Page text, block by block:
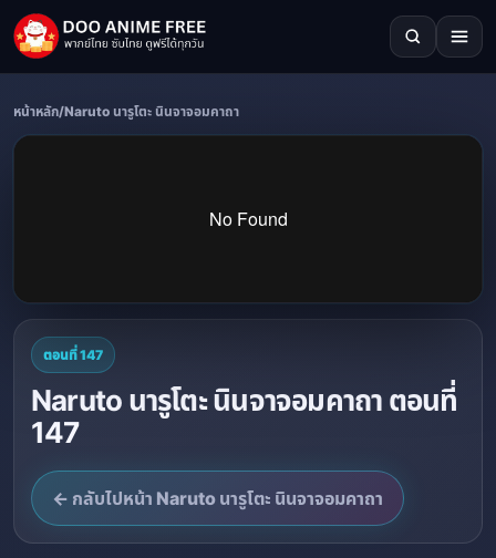
หน้าหลัก/Naruto นารูโตะ นินจาจอมคาถา
ตอนที่ 147
Naruto นารูโตะ นินจาจอมคาถา ตอนที่
147
← กลับไปหน้า Naruto นารูโตะ นินจาจอมคาถา